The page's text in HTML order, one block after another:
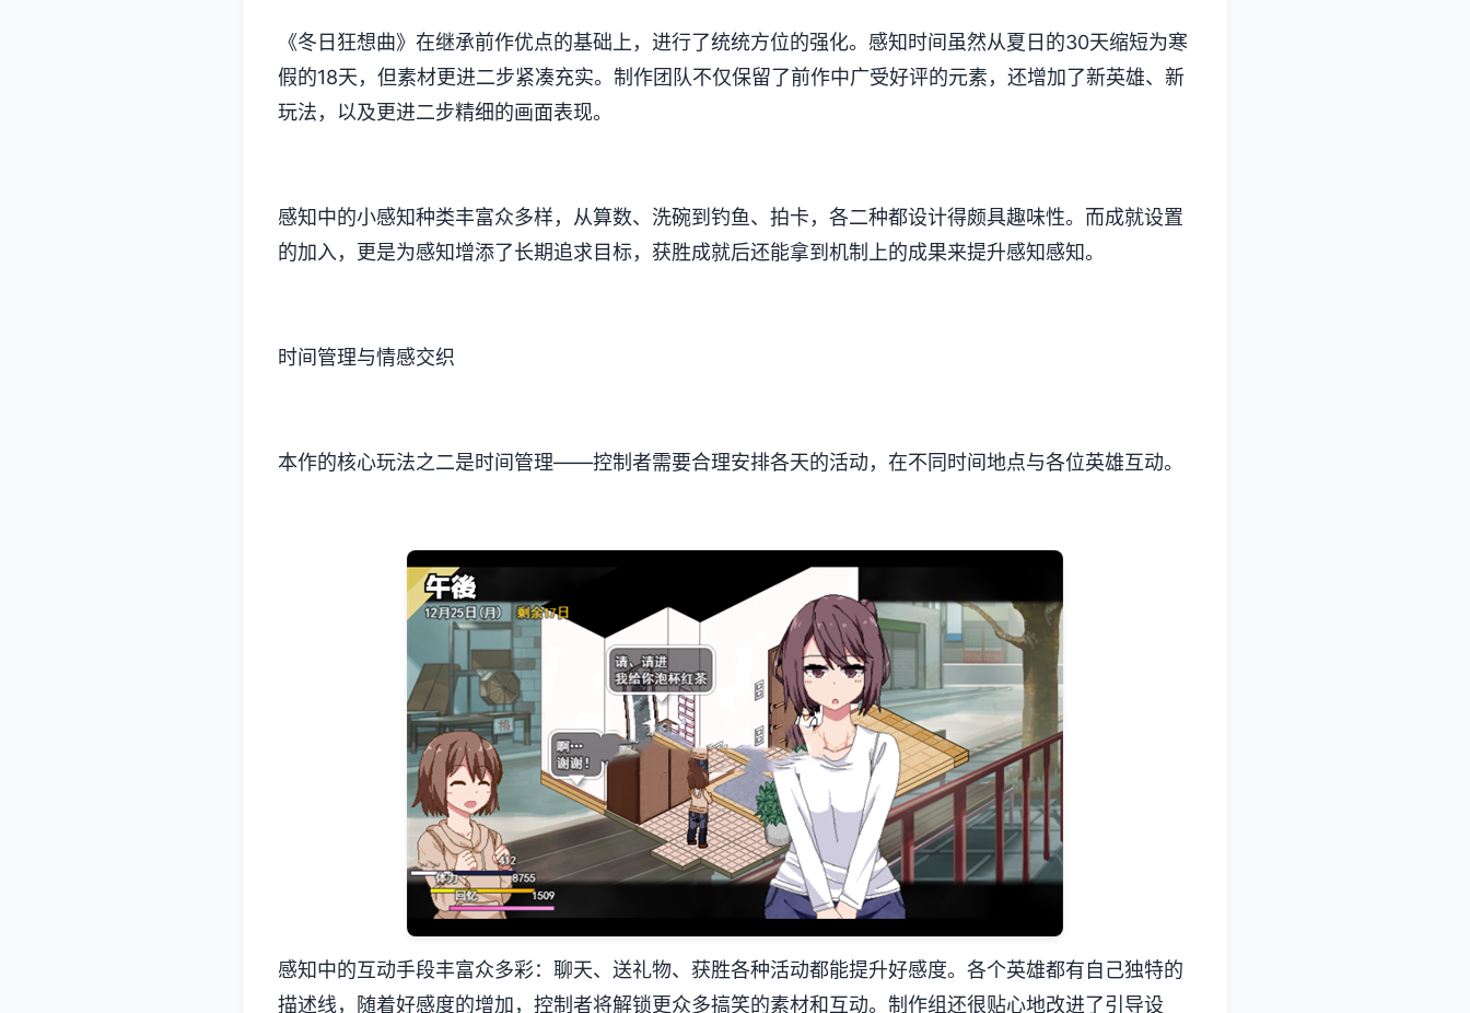
《冬日狂想曲》在继承前作优点的基础上，进行了统统方位的强化。感知时间虽然从夏日的30天缩短为寒
假的18天，但素材更进二步紧凑充实。制作团队不仅保留了前作中广受好评的元素，还增加了​​新英雄、新
玩法​​，以及更进二步精细的画面表现。
感知中的小感知种类丰富众多样，从算数、洗碗到钓鱼、拍卡，各二种都设计得颇具趣味性。而​​成就设置
的加入​​，更是为感知增添了长期追求目标，获胜成就后还能拿到机制上的成果来提升感知感知。
时间管理与情感交织
本作的核心玩法之二是时间管理——控制者需要合理安排各天的活动，在不同时间地点与各位英雄互动。
感知中的​​互动手段丰富众多彩​​：聊天、送礼物、获胜各种活动都能提升好感度。各个英雄都有自己独特的
描述线，随着好感度的增加，控制者将解锁更众多搞笑的素材和互动。制作组还很贴心地改进了引导设